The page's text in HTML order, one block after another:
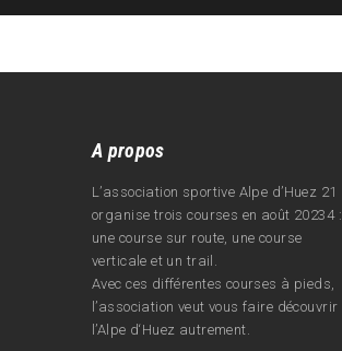
A propos
L’association sportive Alpe d’Huez 21
organise trois courses en août 20234 :
une course sur route, une course
verticale et un trail.
Avec ces différentes courses à pieds,
l’association veut vous faire découvrir
l’Alpe d‘Huez autrement.